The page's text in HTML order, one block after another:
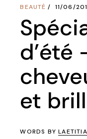
BEAUTÉ 11/06/
d’été
et
WORDS BYLAETITIA